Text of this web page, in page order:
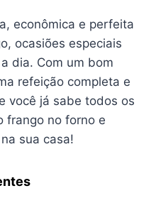
econômica e perfeita
ocasiões especiais
dia. Com um bom
refeição completa e
você já sabe todos os
frango no forno e
sua casa!